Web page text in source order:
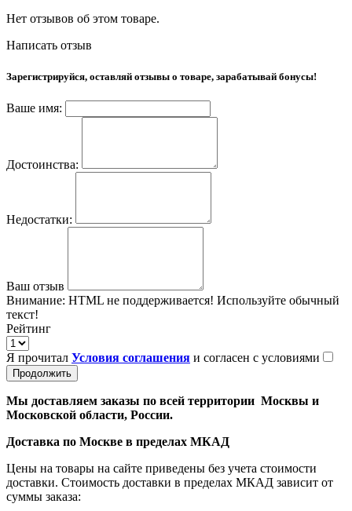
Нет отзывов об этом товаре.
Написать отзыв
Зарегистрируйся, оставляй отзывы о товаре, зарабатывай бонусы!
Ваше имя:
Достоинства:
Недостатки:
Ваш отзыв
Внимание: HTML не поддерживается! Используйте обычный
текст!
Рейтинг
Я прочитал Условия соглашения и согласен с условиями
Продолжить
Мы доставляем заказы по всей территории Москвы и
Московской области, России.
Доставка по Москве в пределах МКАД
Цены на товары на сайте приведены без учета стоимости
доставки. Стоимость доставки в пределах МКАД зависит от
суммы заказа: